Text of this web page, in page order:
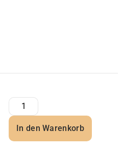
In den Warenkorb